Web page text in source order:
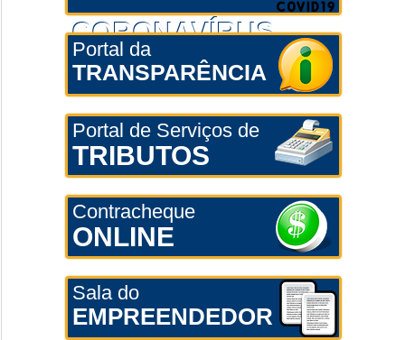
CORONAVÍRUS
Portal da
TRANSPARÊNCIA
Portal de Serviços de
TRIBUTOS
Contracheque
ONLINE
Sala do
EMPREENDEDOR